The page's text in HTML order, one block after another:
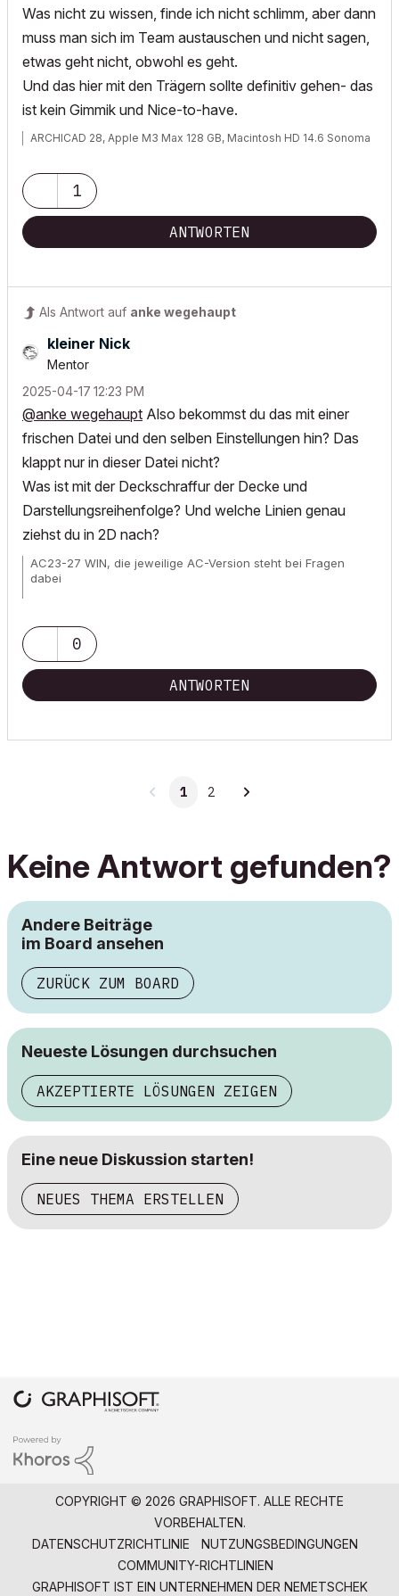
Was nicht zu wissen, finde ich nicht schlimm, aber dann
muss man sich im Team austauschen und nicht sagen,
etwas geht nicht, obwohl es geht.
Und das hier mit den Trägern sollte definitiv gehen- das
ist kein Gimmik und Nice-to-have.
ARCHICAD 28, Apple M3 Max 128 GB, Macintosh HD 14.6 Sonoma
1
ANTWORTEN
Als Antwort auf anke wegehaupt
kleiner Nick
Mentor
‎2025-04-17 12:23 PM
@anke wegehaupt Also bekommst du das mit einer
frischen Datei und den selben Einstellungen hin? Das
klappt nur in dieser Datei nicht?
Was ist mit der Deckschraffur der Decke und
Darstellungsreihenfolge? Und welche Linien genau
ziehst du in 2D nach?
AC23-27 WIN, die jeweilige AC-Version steht bei Fragen
dabei
0
ANTWORTEN
1 2
Keine Antwort gefunden?
Andere Beiträge
im Board ansehen
ZURÜCK ZUM BOARD
Neueste Lösungen durchsuchen
AKZEPTIERTE LÖSUNGEN ZEIGEN
Eine neue Diskussion starten!
NEUES THEMA ERSTELLEN
COPYRIGHT © 2026 GRAPHISOFT. ALLE RECHTE
VORBEHALTEN.
DATENSCHUTZRICHTLINIE
NUTZUNGSBEDINGUNGEN
COMMUNITY-RICHTLINIEN
GRAPHISOFT IST EIN UNTERNEHMEN DER NEMETSCHEK